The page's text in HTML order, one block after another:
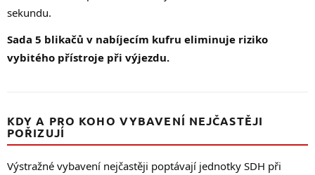
sekundu.
Sada 5 blikačů v nabíjecím kufru eliminuje riziko
vybitého přístroje při výjezdu.
KDY A PRO KOHO VYBAVENÍ NEJČASTĚJI
POŘIZUJÍ
Výstražné vybavení nejčastěji poptávají jednotky SDH při